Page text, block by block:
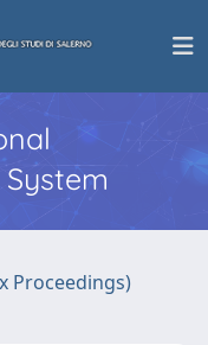
Proceedings)